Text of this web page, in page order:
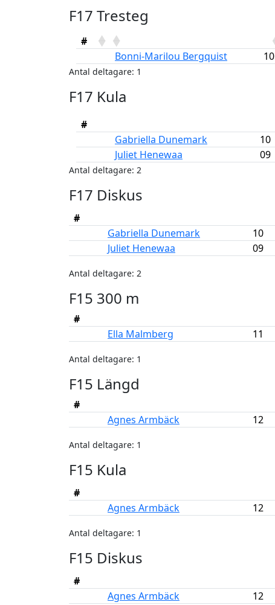
F17 Tresteg
#
Bonni-Marilou Bergquist 10
Antal deltagare: 1
F17 Kula
#
Gabriella Dunemark 10
Juliet Henewaa 09
Antal deltagare: 2
F17 Diskus
#
Gabriella Dunemark 10
Juliet Henewaa 09
Antal deltagare: 2
F15 300 m
#
Ella Malmberg 11
Antal deltagare: 1
F15 Längd
#
Agnes Armbäck 12
Antal deltagare: 1
F15 Kula
#
Agnes Armbäck 12
Antal deltagare: 1
F15 Diskus
#
Agnes Armbäck 12